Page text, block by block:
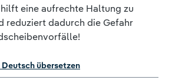
eine aufrechte Haltung zu
reduziert dadurch die Gefahr
übersetzen